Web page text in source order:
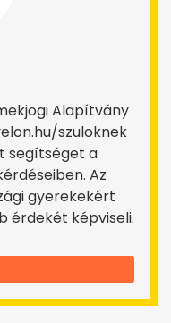
Alapítvány
szuloknek
segítséget a
Az
gyerekekért
érdekét képviseli.